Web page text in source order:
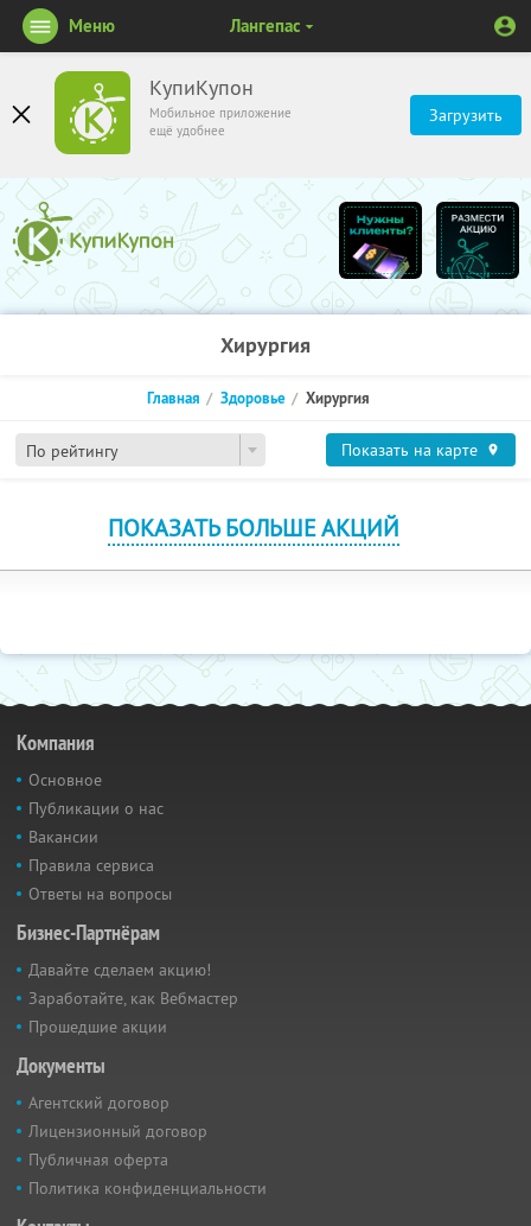
КупиКупон
Мобильное приложение
ещё удобнее
Загрузить
Меню Лангепас
Хирургия
По рейтингу
Главная Здоровье Хирургия
Показать на карте
ПОКАЗАТЬ БОЛЬШЕ АКЦИЙ
Компания
Основное
Публикации о нас
Вакансии
Правила сервиса
Ответы на вопросы
Бизнес-Партнёрам
Давайте сделаем акцию!
Заработайте, как Вебмастер
Прошедшие акции
Документы
Агентский договор
Лицензионный договор
Публичная оферта
Политика конфиденциальности